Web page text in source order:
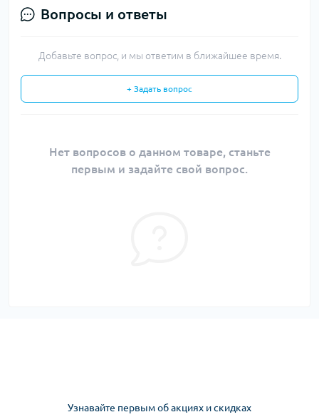
Вопросы и ответы
Добавьте вопрос, и мы ответим в ближайшее время.
+ Задать вопрос
Нет вопросов о данном товаре, станьте
первым и задайте свой вопрос.
Узнавайте первым об акциях и скидках